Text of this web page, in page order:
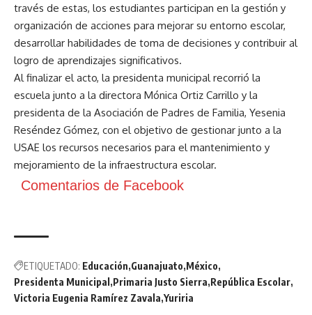
través de estas, los estudiantes participan en la gestión y
organización de acciones para mejorar su entorno escolar,
desarrollar habilidades de toma de decisiones y contribuir al
logro de aprendizajes significativos.
Al finalizar el acto, la presidenta municipal recorrió la
escuela junto a la directora Mónica Ortiz Carrillo y la
presidenta de la Asociación de Padres de Familia, Yesenia
Reséndez Gómez, con el objetivo de gestionar junto a la
USAE los recursos necesarios para el mantenimiento y
mejoramiento de la infraestructura escolar.
Comentarios de Facebook
ETIQUETADO: Educación Guanajuato México
Presidenta Municipal Primaria Justo Sierra República Escolar
Victoria Eugenia Ramírez Zavala Yuriria